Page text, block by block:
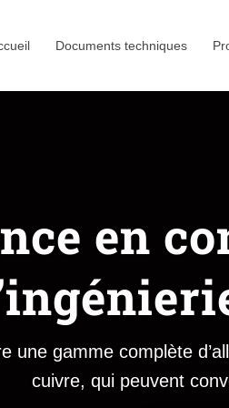
Documents techniques
en
une gamme complète
cuivre, qui peuvent